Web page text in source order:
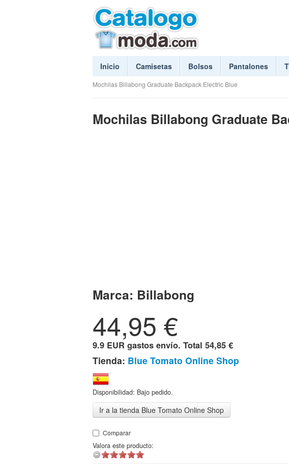
Inicio Camisetas Bolsos Pantalones
Mochilas Billabong Graduate Backpack Electric Blue
Mochilas Billabong Graduate
Marca: Billabong
44,95 €
9.9 EUR gastos envío. Total 54,85 €
Tienda: Blue Tomato Online Shop
Disponibilidad: Bajo pedido.
Ir a la tienda Blue Tomato Online Shop
Comparar
Valora este producto: